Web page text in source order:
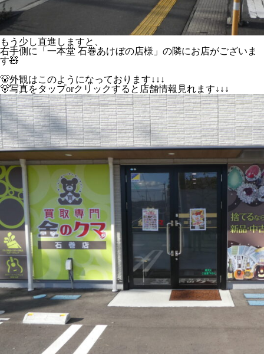
もう少し直進しますと、
右手側に「一本堂 石巻あけぼの店様」の隣にお店がございま
す🧸
🐻外観はこのようになっております↓↓↓
🐻写真をタップorクリックすると店舗情報見れます↓↓↓